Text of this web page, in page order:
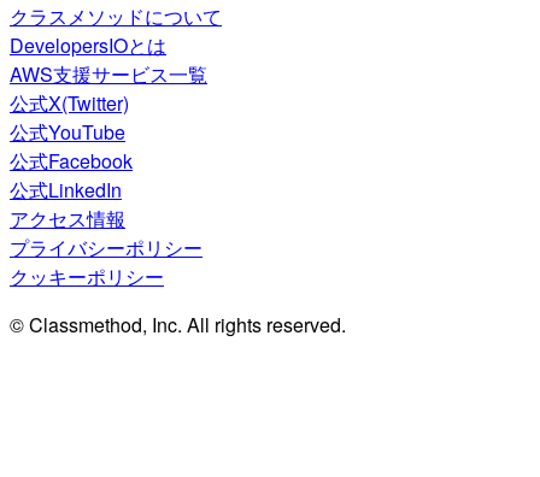
クラスメソッドについて
DevelopersIOとは
AWS支援サービス一覧
公式X(Twitter)
公式YouTube
公式Facebook
公式LinkedIn
アクセス情報
プライバシーポリシー
クッキーポリシー
© Classmethod, Inc. All rights reserved.